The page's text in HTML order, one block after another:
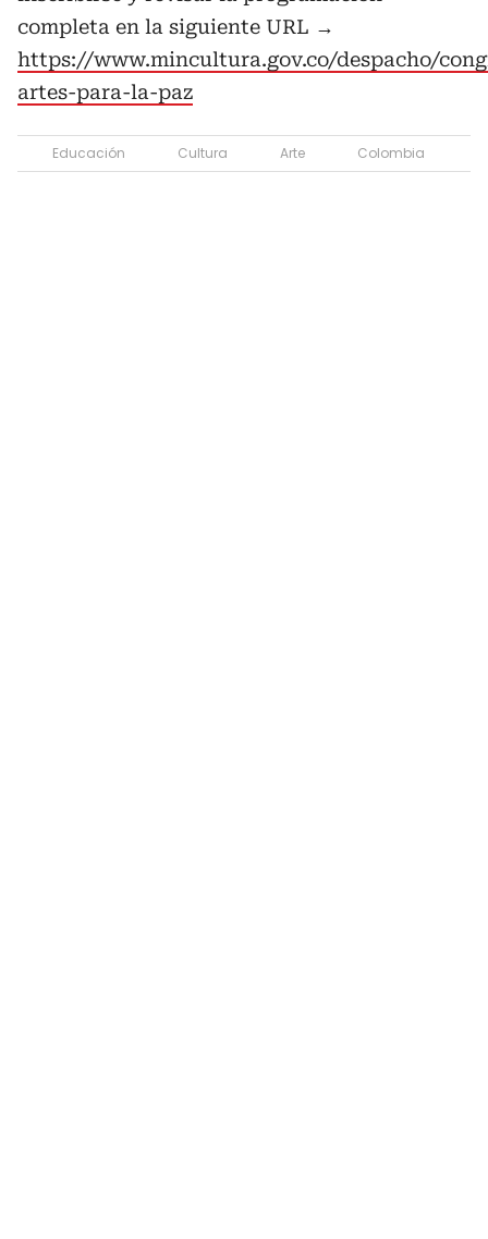
completa en la siguiente URL →
https://www.mincultura.gov.co/despacho/
artes-para-la-paz
Educación Cultura Arte Colombia